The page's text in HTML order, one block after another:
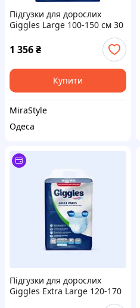
Підгузки для дорослих
Giggles Large 100-150 см 30
1 356₴
Купити
MiraStyle
Одеса
Підгузки для дорослих
Giggles Extra Large 120-170
см 30 шт (8680131205011)